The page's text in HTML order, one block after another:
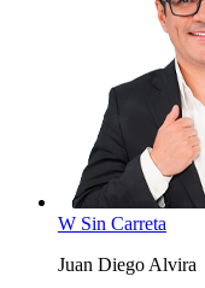
W Sin Carreta
Juan Diego Alvira